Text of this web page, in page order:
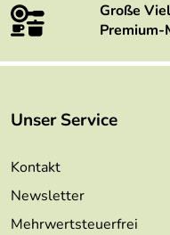
Große
Premium-
Unser Service
Kontakt
Newsletter
Mehrwertsteuerfrei